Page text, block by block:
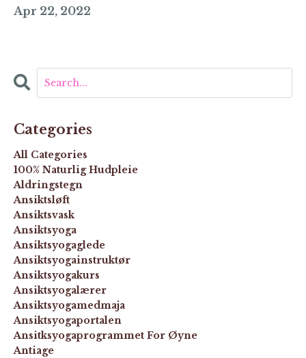
Apr 22, 2022
Categories
All Categories
100% Naturlig Hudpleie
Aldringstegn
Ansiktsløft
Ansiktsvask
Ansiktsyoga
Ansiktsyogaglede
Ansiktsyogainstruktør
Ansiktsyogakurs
Ansiktsyogalærer
Ansiktsyogamedmaja
Ansiktsyogaportalen
Ansitksyogaprogrammet For Øyne
Antiage